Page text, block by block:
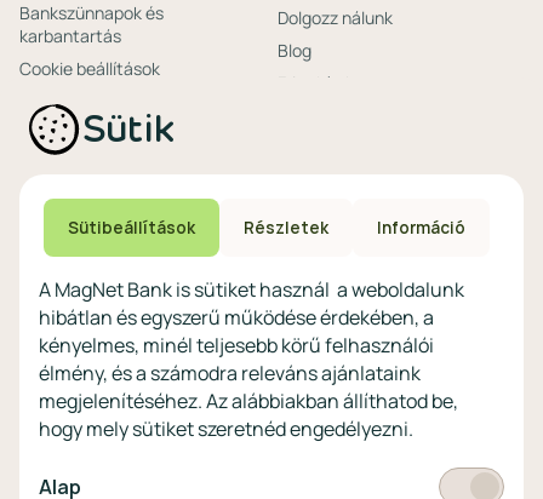
Bankszünnapok és
karbantartás
Cookie beállítások
Dolgozz nálunk
Blog
Friss hírek
Ajánlataink non-
profitoknak
számlacsomagok
Megtakarítások non-
profitoknak
Digitális szolgáltatások non-
profitoknak
eszközökön
Vértezze fel magát a
kibercsalásokkal
szemben!
Látogasson el a KiberPajzs
honlapra!
Sütik
Sütibeállítások Részletek Információ
A MagNet Bank is sütiket használ a weboldalunk
hibátlan és egyszerű működése érdekében, a
kényelmes, minél teljesebb körű felhasználói
élmény, és a számodra releváns ajánlataink
megjelenítéséhez. Az alábbiakban állíthatod be,
hogy mely sütiket szeretnéd engedélyezni.
Alap Kötelező